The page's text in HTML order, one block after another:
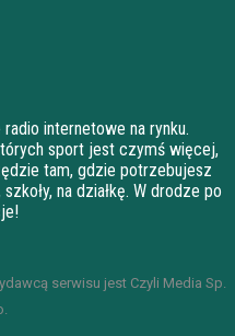
internetowe na rynku.
sport jest czymś więcej,
tam, gdzie potrzebujesz
na działkę. W drodze po
serwisu jest Czyli Media Sp.